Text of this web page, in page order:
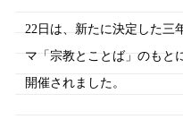
22日は、新たに決定した三
マ「宗教とことば」のもと
開催されました。